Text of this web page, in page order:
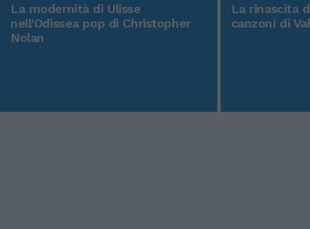
La modernità di Ulisse
nell'Odissea pop di Christopher
Nolan
La rinascita
canzoni di